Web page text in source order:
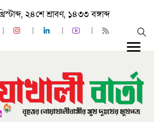
২৪শে শ্রাবণ, ১৪৩৩ বঙ্গাব্দ